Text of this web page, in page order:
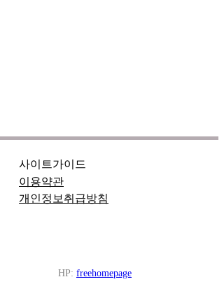
사이트가이드
이용약관
개인정보취급방침
HP: freehomepage